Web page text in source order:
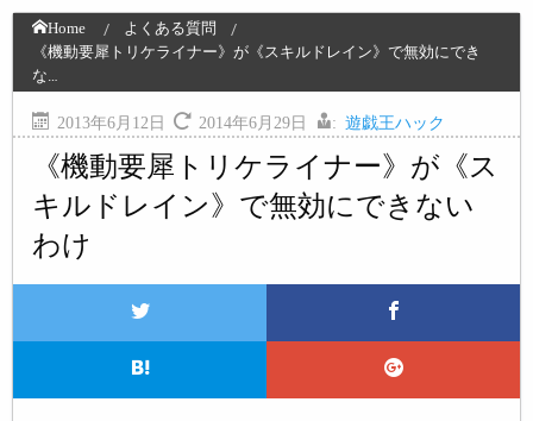
Home
よくある質問
《機動要犀トリケライナー》が《スキルドレイン》で無効にでき
な…
2013年6月12日 2014年6月29日 : 遊戯王ハック
《機動要犀トリケライナー》が《ス
キルドレイン》で無効にできない
わけ